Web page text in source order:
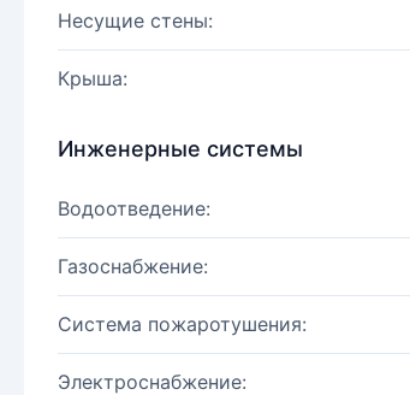
Несущие стены:
Крыша:
Инженерные системы
Водоотведение:
Газоснабжение:
Система пожаротушения:
Электроснабжение: